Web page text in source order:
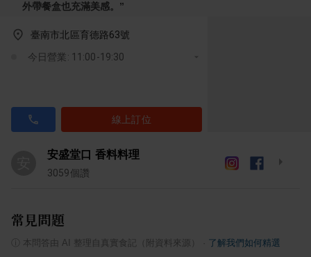
外帶餐盒也充滿美感。 ”
臺南市北區育德路63號
今日營業: 11:00-19:30
線上訂位
安盛堂口 香料料理
3059個讚
常見問題
本問答由 AI 整理自真實食記（附資料來源） 了解我們如何精選